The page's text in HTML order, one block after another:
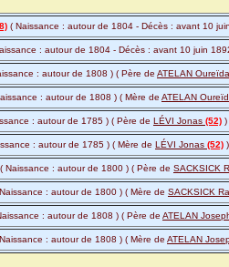
( Naissance : autour de 1804 - Décès : avant 10
: autour de 1804 - Décès : avant 10 juin
: autour de 1808 ) ( Père de ATELAN
: autour de 1808 ) ( Mère de ATELAN
: autour de 1785 ) ( Père de LÉVI Jonas (52) )
: autour de 1785 ) ( Mère de LÉVI Jonas (52) )
( Naissance : autour de 1800 ) ( Père de SACKSICK
: autour de 1800 ) ( Mère de SACKSICK
: autour de 1808 ) ( Père de ATELAN
: autour de 1808 ) ( Mère de ATELAN